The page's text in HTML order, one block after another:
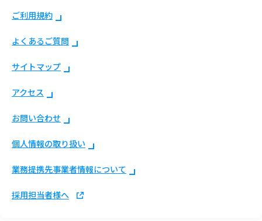
ご利用規約
よくあるご質問
サイトマップ
アクセス
お問い合わせ
個人情報の取り扱い
業務提携先事業者情報について
採用担当者様へ